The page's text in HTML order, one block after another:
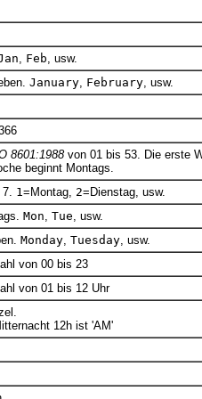
Feb , usw.
January February , usw.
8601:1988von 01 bis 53. Die erste
beginnt Montags.
1 =Montag, 2=Dienstag, usw.
Mon Tue , usw.
Monday Tuesday , usw.
von 00 bis 23
von 01 bis 12 Uhr
12h ist 'AM'